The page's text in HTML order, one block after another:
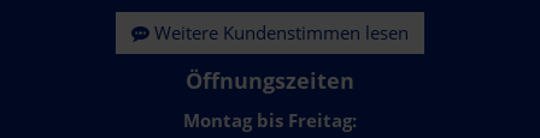
Weitere Kundenstimmen lesen
Öffnungszeiten
Montag bis Freitag: